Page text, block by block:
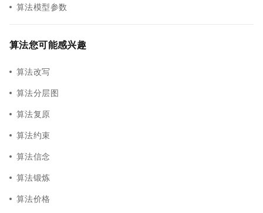
算法模型参数
算法您可能感兴趣
算法改写
算法分层图
算法复原
算法约束
算法信念
算法锻炼
算法价格